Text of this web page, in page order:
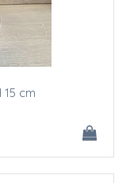
cm